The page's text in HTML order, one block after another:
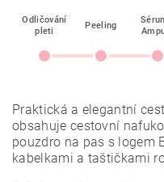
Odličování
pleti
Peeling
Praktická a elegantní
obsahuje cestovní
pouzdro na pas s logem
kabelkami a taštičkami